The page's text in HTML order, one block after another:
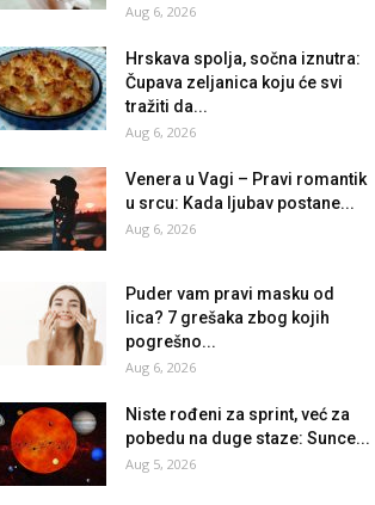
Aug 6, 2026
Hrskava spolja, sočna iznutra:
Čupava zeljanica koju će svi
tražiti da...
Aug 6, 2026
Venera u Vagi – Pravi romantik
u srcu: Kada ljubav postane...
Aug 6, 2026
Puder vam pravi masku od
lica? 7 grešaka zbog kojih
pogrešno...
Aug 6, 2026
Niste rođeni za sprint, već za
pobedu na duge staze: Sunce...
Aug 5, 2026